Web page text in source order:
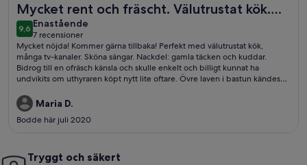
Mycket rent och fräscht. Välutrustat kök.
Dock gamla täcken o kuddar. Övre laven i
bastun ranglig.
9,69,6 av 10
Enastående
enastående
7 recensioner
(7 recensioner)
Mycket nöjda! Kommer gärna tillbaka! Perfekt med välutrustat kök,
många tv-kanaler. Sköna sängar. Nackdel: gamla täcken och kuddar.
Bidrog till en ofräsch känsla och skulle enkelt och billigt kunnat ha
undvikits om uthyraren köpt nytt lite oftare. Övre laven i bastun kändes
Maria D.
Bodde här juli 2020
Tryggt och säkert